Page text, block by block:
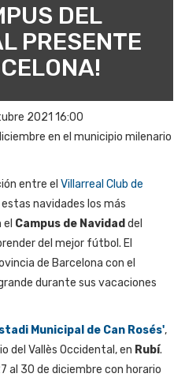
DEL
PRESENTE
2021 16:00
en el municipio milenario
entre el Villarreal Club de
estas navidades los más
Campus de Navidad del
del mejor fútbol. El
de Barcelona con el
durante sus vacaciones
Municipal de Can Rosés',
del Vallès Occidental, en Rubí.
al 30 de diciembre con horario